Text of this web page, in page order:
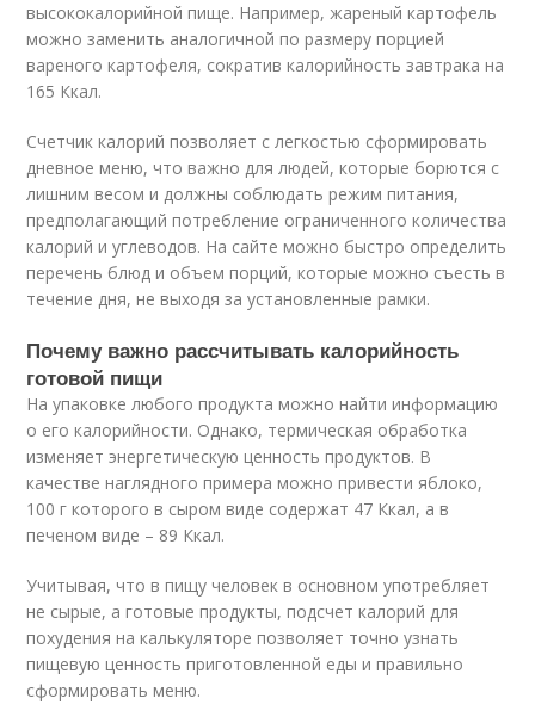
высококалорийной пище. Например, жареный картофель
можно заменить аналогичной по размеру порцией
вареного картофеля, сократив калорийность завтрака на
165 Ккал.
Счетчик калорий позволяет с легкостью сформировать
дневное меню, что важно для людей, которые борются с
лишним весом и должны соблюдать режим питания,
предполагающий потребление ограниченного количества
калорий и углеводов. На сайте можно быстро определить
перечень блюд и объем порций, которые можно съесть в
течение дня, не выходя за установленные рамки.
Почему важно рассчитывать калорийность
готовой пищи
На упаковке любого продукта можно найти информацию
о его калорийности. Однако, термическая обработка
изменяет энергетическую ценность продуктов. В
качестве наглядного примера можно привести яблоко,
100 г которого в сыром виде содержат 47 Ккал, а в
печеном виде – 89 Ккал.
Учитывая, что в пищу человек в основном употребляет
не сырые, а готовые продукты, подсчет калорий для
похудения на калькуляторе позволяет точно узнать
пищевую ценность приготовленной еды и правильно
сформировать меню.